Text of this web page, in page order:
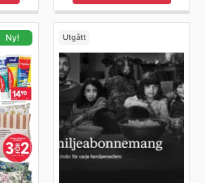
kunder att utforska de senaste
och tidsbegränsade rabatter.
enkelt och lönsamt att hitta sina
med Guldfynds veckoblad och njut
från toppmärkena.
Ny! Utgått